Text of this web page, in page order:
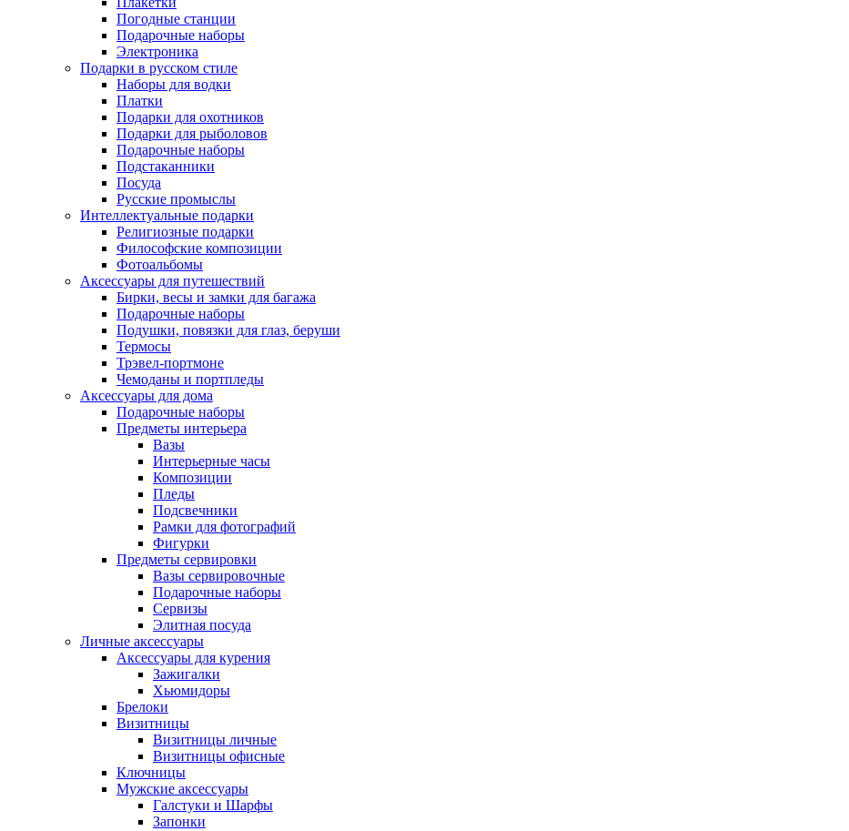
Погодные станции
Подарочные наборы
Электроника
Подарки в русском стиле
Наборы для водки
Платки
Подарки для охотников
Подарки для рыболовов
Подарочные наборы
Подстаканники
Посуда
Русские промыслы
Интеллектуальные подарки
Религиозные подарки
Философские композиции
Фотоальбомы
Аксессуары для путешествий
Бирки, весы и замки для багажа
Подарочные наборы
Подушки, повязки для глаз, беруши
Термосы
Трэвел-портмоне
Чемоданы и портпледы
Аксессуары для дома
Подарочные наборы
Предметы интерьера
Вазы
Интерьерные часы
Композиции
Пледы
Подсвечники
Рамки для фотографий
Фигурки
Предметы сервировки
Вазы сервировочные
Подарочные наборы
Сервизы
Элитная посуда
Личные аксессуары
Аксессуары для курения
Зажигалки
Хьюмидоры
Брелоки
Визитницы
Визитницы личные
Визитницы офисные
Ключницы
Мужские аксессуары
Галстуки и Шарфы
Запонки